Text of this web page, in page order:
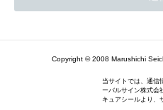
Copyright © 2008 Marushichi
当サイトでは、通信
ーバルサイン株式会
キュアシールより、